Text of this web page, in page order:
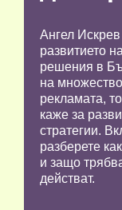
Ангел
развитието
решения в
на
рекламата,
каже за
стратегии.
разберете
и защо
действат.